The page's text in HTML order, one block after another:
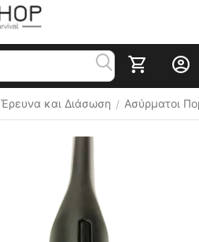
Έρευνα και Διάσωση / Ασύρματοι